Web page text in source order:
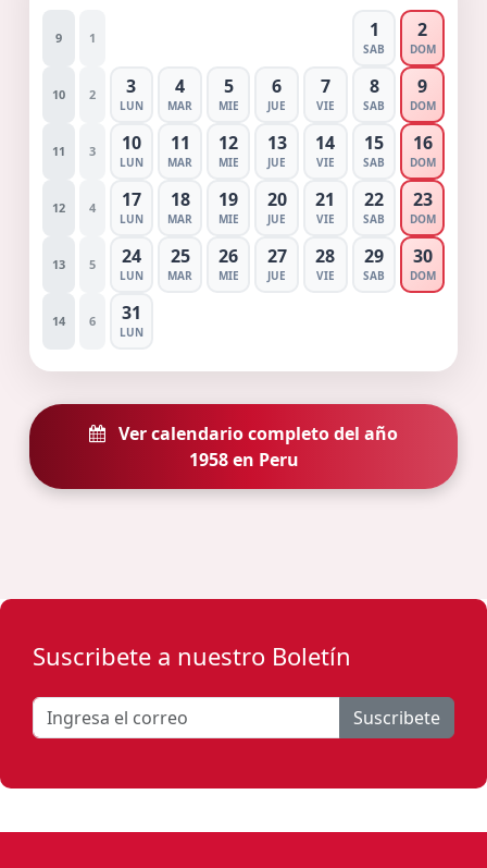
9 1 1
SAB
2
DOM
10 2 3
LUN
4
MAR
5
MIE
6
JUE
7
VIE
8
SAB
9
DOM
11 3 10
LUN
11
MAR
12
MIE
13
JUE
14
VIE
15
SAB
16
DOM
12 4 17
LUN
18
MAR
19
MIE
20
JUE
21
VIE
22
SAB
23
DOM
13 5 24
LUN
25
MAR
26
MIE
27
JUE
28
VIE
29
SAB
30
DOM
14 6 31
LUN
Ver calendario completo del año
1958 en Peru
Suscribete a nuestro Boletín
Suscribete